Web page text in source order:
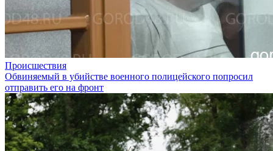
Происшествия
Обвиняемый в убийстве военного полицейского попросил
отправить его на фронт